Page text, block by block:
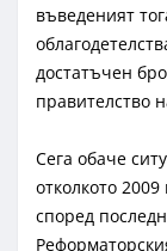
въведеният
достатъчен
правителство
Сега обаче
отколкото 2009
според